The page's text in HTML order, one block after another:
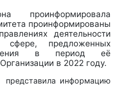
проинформировала
проинформированы
деятельности
предложенных
в период её
в 2022 году.
информацию